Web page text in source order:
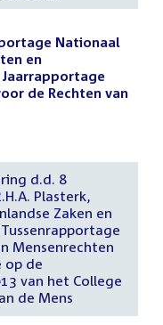
Nationaal
en
de Rechten van
d.d. 8
Plasterk,
Zaken en
Mensenrechten
op de
van het College
de Mens